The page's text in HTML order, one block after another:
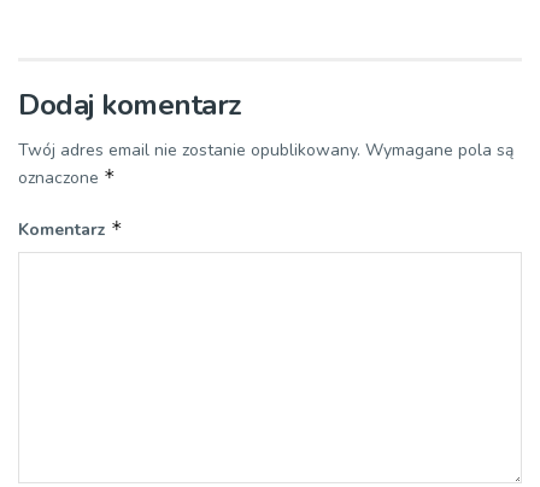
Dodaj komentarz
Twój adres email nie zostanie opublikowany. Wymagane pola są
oznaczone *
Komentarz *